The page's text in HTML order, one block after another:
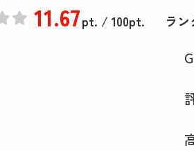
11.67pt. / 100pt. ラ